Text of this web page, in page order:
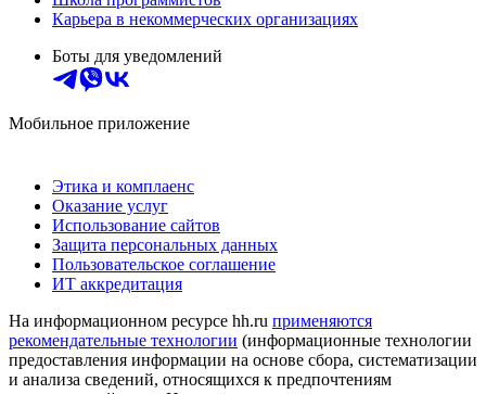
Карьера в некоммерческих организациях
Боты для уведомлений
Мобильное приложение
Этика и комплаенс
Оказание услуг
Использование сайтов
Защита персональных данных
Пользовательское соглашение
ИТ аккредитация
На информационном ресурсе hh.ru применяются
рекомендательные технологии (информационные технологии
предоставления информации на основе сбора, систематизации
и анализа сведений, относящихся к предпочтениям